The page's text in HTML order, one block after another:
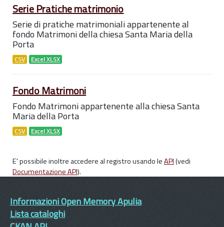
Serie Pratiche matrimonio
Serie di pratiche matrimoniali appartenente al
fondo Matrimoni della chiesa Santa Maria della
Porta
CSV Excel XLSX
Fondo Matrimoni
Fondo Matrimoni appartenente alla chiesa Santa
Maria della Porta
CSV Excel XLSX
E' possibile inoltre accedere al registro usando leAPI(vedi
Documentazione API).
Informazioni Open Memory Apulia
Lista cataloghi